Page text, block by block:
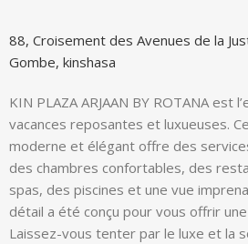
88, Croisement des Avenues de la
Gombe, kinshasa
KIN PLAZA ARJAAN BY ROTANA est
vacances reposantes et luxueuses.
moderne et élégant offre des
des chambres confortables, des
spas, des piscines et une vue
détail a été conçu pour vous offrir
Laissez-vous tenter par le luxe et la